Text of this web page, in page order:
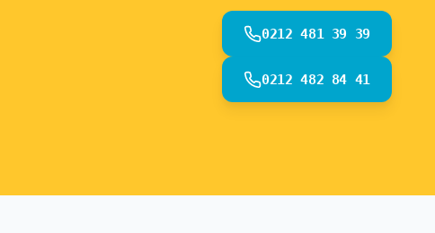
0212 481 39 39
0212 482 84 41